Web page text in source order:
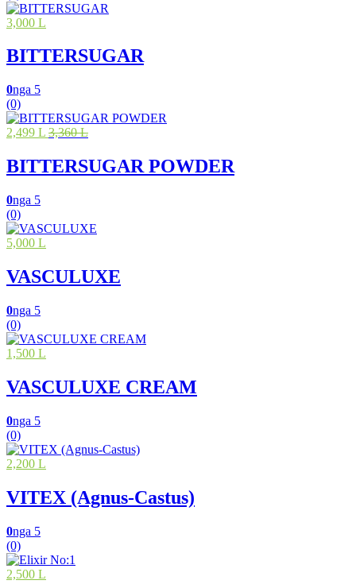
3,000 L
BITTERSUGAR
0nga 5
(0)
2,499 L 3,360 L
BITTERSUGAR POWDER
0nga 5
(0)
5,000 L
VASCULUXE
0nga 5
(0)
1,500 L
VASCULUXE CREAM
0nga 5
(0)
2,200 L
VITEX (Agnus-Castus)
0nga 5
(0)
2,500 L